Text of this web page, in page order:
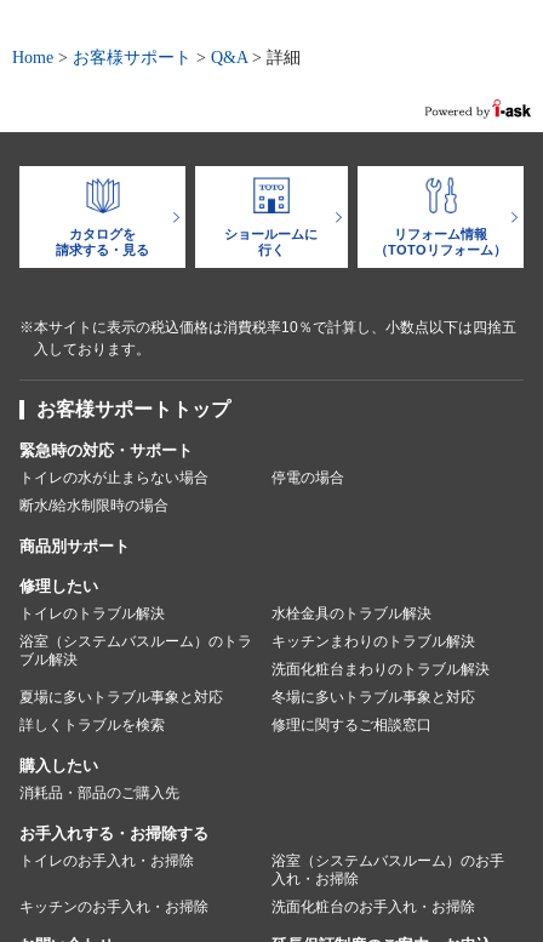
Home > お客様サポート > Q&A> 詳細
カタログを
請求する・見る
ショールームに
行く
リフォーム情報
（TOTOリフォーム）
※本サイトに表示の税込価格は消費税率10％で計算し、小数点以下は四捨五
入しております。
お客様サポートトップ
緊急時の対応・サポート
トイレの水が止まらない場合
停電の場合
断水/給水制限時の場合
商品別サポート
修理したい
トイレのトラブル解決
水栓金具のトラブル解決
浴室（システムバスルーム）のトラ
ブル解決
キッチンまわりのトラブル解決
洗面化粧台まわりのトラブル解決
夏場に多いトラブル事象と対応
冬場に多いトラブル事象と対応
詳しくトラブルを検索
修理に関するご相談窓口
購入したい
消耗品・部品のご購入先
お手入れする・お掃除する
トイレのお手入れ・お掃除
浴室（システムバスルーム）のお手
入れ・お掃除
キッチンのお手入れ・お掃除
洗面化粧台のお手入れ・お掃除